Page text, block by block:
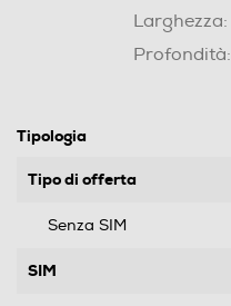
Larghezza:
Profondità:
Tipologia
Tipo di offerta
Senza SIM
SIM